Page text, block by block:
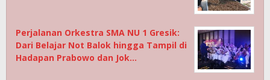
Perjalanan Orkestra SMA NU 1 Gresik:
Dari Belajar Not Balok hingga Tampil di
Hadapan Prabowo dan Jok…